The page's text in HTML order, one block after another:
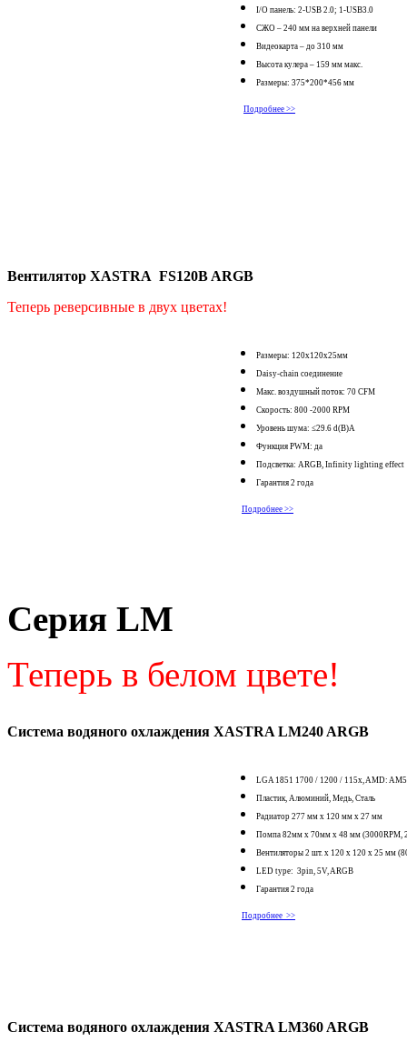
I/O панель: 2-USB 2.0; 1-USB3.0
СЖО – 240 мм на верхней панели
Видеокарта – до 310 мм
Высота кулера – 159 мм макс.
Размеры: 375*200*456 мм
Подробнее >>
Вентилятор XASTRA FS120B ARGB
Теперь реверсивные в двух цветах!
Размеры: 120x120x25мм
Daisy-chain соединение
Макс. воздушный поток: 70 CFM
Скорость: 800 -2000 RPM
Уровень шума: ≤29.6 d(B)A
Функция PWM: да
Подсветка: ARGB, Infinity lighting effect
Гарантия 2 года
Подробнее >>
Серия LM
Теперь в белом цвете!
Система водяного охлаждения XASTRA LM240 ARGB
LGA 1851 1700 / 1200 / 115x, AMD:
Пластик, Алюминий, Медь, Сталь
Радиатор 277 мм x 120 мм x 27 мм
Помпа 82мм x 70мм x 48 мм (3000RPM,
Вентиляторы 2 шт. х 120 x 120 x 25 мм
LED type: 3pin, 5V, ARGB
Гарантия 2 года
Подробнее >>
Система водяного охлаждения XASTRA LM360 ARGB